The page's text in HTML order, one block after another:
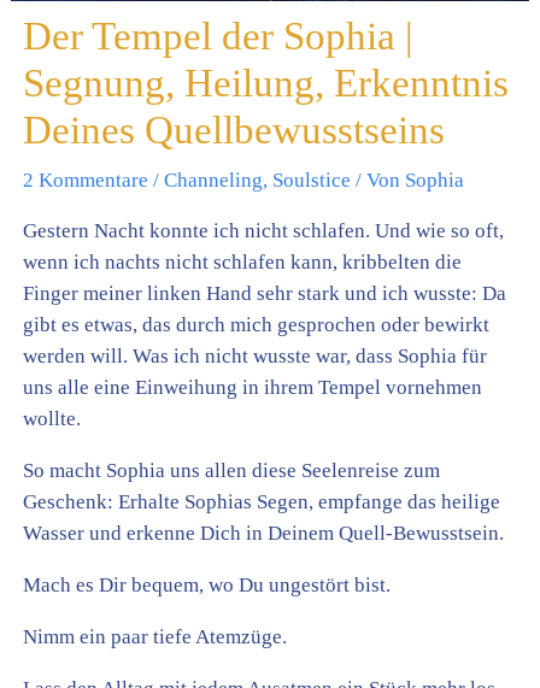
Der Tempel der Sophia |
Segnung, Heilung, Erkenntnis
Deines Quellbewusstseins
2 Kommentare /Channeling, Soulstice / Von Sophia
Gestern Nacht konnte ich nicht schlafen. Und wie so oft,
wenn ich nachts nicht schlafen kann, kribbelten die
Finger meiner linken Hand sehr stark und ich wusste: Da
gibt es etwas, das durch mich gesprochen oder bewirkt
werden will. Was ich nicht wusste war, dass Sophia für
uns alle eine Einweihung in ihrem Tempel vornehmen
wollte.
So macht Sophia uns allen diese Seelenreise zum
Geschenk: Erhalte Sophias Segen, empfange das heilige
Wasser und erkenne Dich in Deinem Quell-Bewusstsein.
Mach es Dir bequem, wo Du ungestört bist.
Nimm ein paar tiefe Atemzüge.